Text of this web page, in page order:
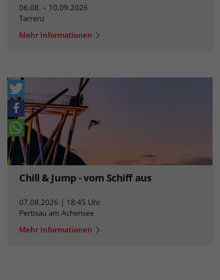
06.08. – 10.09.2026
Tarrenz
Mehr Informationen
Chill & Jump - vom Schiff aus
07.08.2026 | 18:45 Uhr
Pertisau am Achensee
Mehr Informationen